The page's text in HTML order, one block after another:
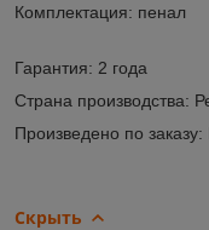
Комплектация: пенал
Гарантия: 2 года
Страна производства:
Произведено по
Скрыть